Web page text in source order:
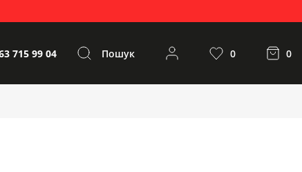
715 99 04 Пошук 0 0